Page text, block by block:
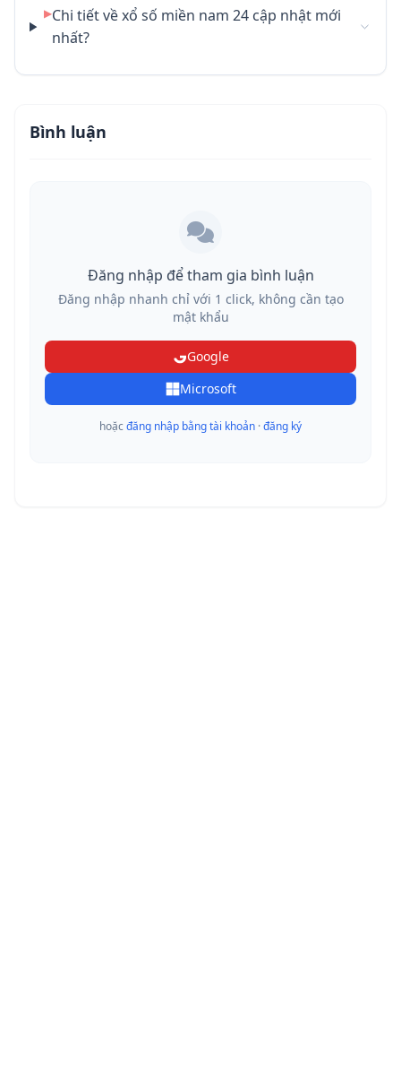
▶Chi tiết về xổ số miền nam 24 cập nhật mới
nhất?
Bình luận
Đăng nhập để tham gia bình luận
Đăng nhập nhanh chỉ với 1 click, không cần tạo
mật khẩu
Google
Microsoft
hoặcđăng nhập bằng tài khoản ·đăng ký